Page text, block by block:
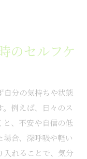
のセルフケ
自分の気持ちや状態
例えば、日々のス
と、不安や自信の低
合、深呼吸や軽い
入れることで、気分